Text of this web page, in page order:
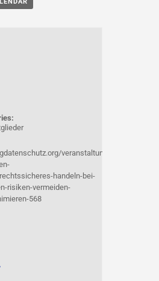
veranstaltungen/unsere-
handeln-bei-
risiken-vermeiden-
568